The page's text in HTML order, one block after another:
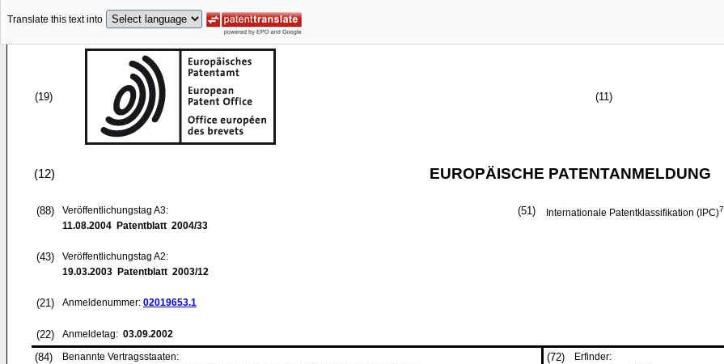
Translate this text into
(19) (11)
(12) EUROPÄISCHE PATENTANMELDUNG
(88)
Veröffentlichungstag A3:
11.08.2004 Patentblatt 2004/33
(43)
Veröffentlichungstag A2:
19.03.2003 Patentblatt 2003/12
(21) Anmeldenummer: 02019653.1
(22) Anmeldetag: 03.09.2002
(51) Internationale Patentklassifikation (IPC)7
(84)
Benannte Vertragsstaaten:
(72)
Erfinder: